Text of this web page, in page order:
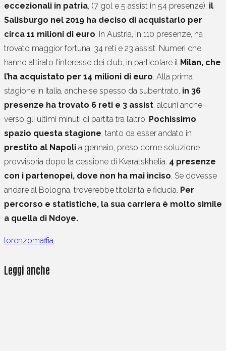
eccezionali in patria, (7 gol e 5 assist in 54 presenze), il
Salisburgo nel 2019 ha deciso di acquistarlo per
circa 11 milioni di euro. In Austria, in 110 presenze, ha
trovato maggior fortuna. 34 reti e 23 assist. Numeri che
hanno attirato l’interesse dei club, in particolare il Milan, che
l’ha acquistato per 14 milioni di euro. Alla prima
stagione in Italia, anche se spesso da subentrato, in 36
presenze ha trovato 6 reti e 3 assist, alcuni anche
verso gli ultimi minuti di partita tra l’altro. Pochissimo
spazio questa stagione, tanto da esser andato in
prestito al Napoli a gennaio, preso come soluzione
provvisoria dopo la cessione di Kvaratskhelia. 4 presenze
con i partenopei, dove non ha mai inciso. Se dovesse
andare al Bologna, troverebbe titolarità e fiducia. Per
percorso e statistiche, la sua carriera è molto simile
a quella di Ndoye.
lorenzomaffia
Leggi anche